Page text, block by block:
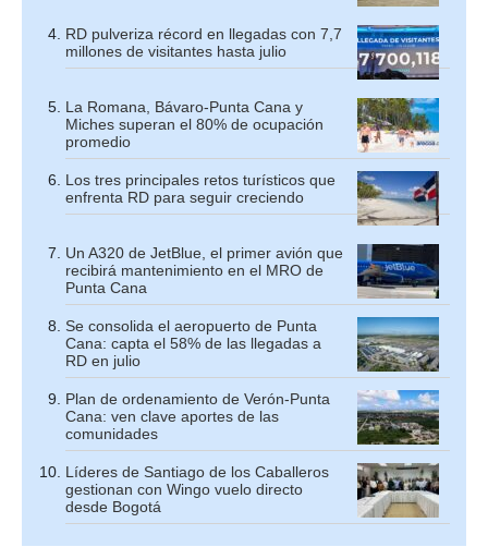
RD pulveriza récord en llegadas con 7,7
millones de visitantes hasta julio
La Romana, Bávaro-Punta Cana y
Miches superan el 80% de ocupación
promedio
Los tres principales retos turísticos que
enfrenta RD para seguir creciendo
Un A320 de JetBlue, el primer avión que
recibirá mantenimiento en el MRO de
Punta Cana
Se consolida el aeropuerto de Punta
Cana: capta el 58% de las llegadas a
RD en julio
Plan de ordenamiento de Verón-Punta
Cana: ven clave aportes de las
comunidades
Líderes de Santiago de los Caballeros
gestionan con Wingo vuelo directo
desde Bogotá